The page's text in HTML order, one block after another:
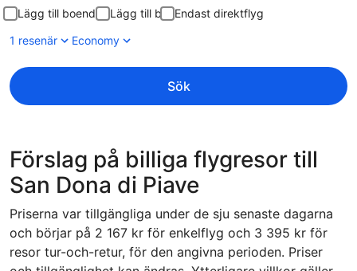
Lägg till boende Lägg till bil
Endast direktflyg
1 resenär
Economy
Sök
Förslag på billiga flygresor till
San Dona di Piave
Priserna var tillgängliga under de sju senaste dagarna
och börjar på 2 167 kr för enkelflyg och 3 395 kr för
resor tur-och-retur, för den angivna perioden. Priser